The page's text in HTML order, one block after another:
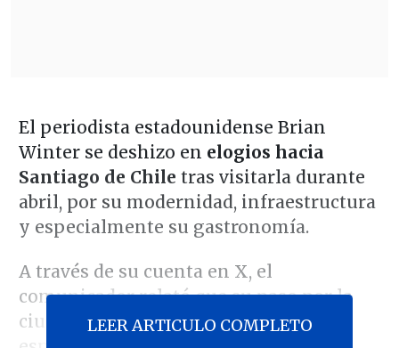
El periodista estadounidense Brian
Winter se deshizo en elogios hacia
Santiago de Chile tras visitarla durante
abril, por su modernidad, infraestructura
y especialmente su gastronomía.
A través de su cuenta en X, el
comunicador relató que su paso por la
ciudad superó sus expectativas,
LEER ARTICULO COMPLETO